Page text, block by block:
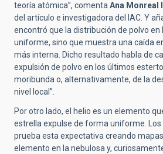
teoría atómica”, comenta Ana Monreal
del artículo e investigadora del IAC. Y
encontró que la distribución de polvo en
uniforme, sino que muestra una caída
más interna. Dicho resultado habla de
expulsión de polvo en los últimos
moribunda o, alternativamente, de la
nivel local”.
Por otro lado, el helio es un elemento
estrella expulse de forma uniforme.
prueba esta expectativa creando
elemento en la nebulosa y,